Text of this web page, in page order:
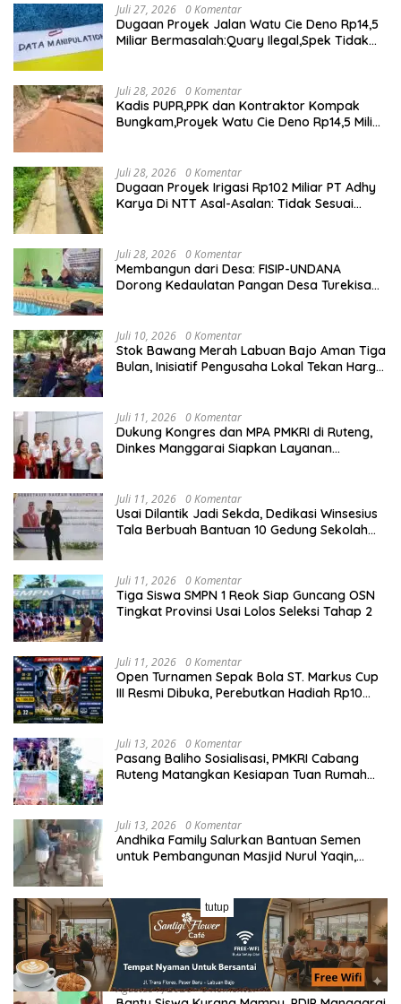
Juli 27, 2026 0 Komentar
Dugaan Proyek Jalan Watu Cie Deno Rp14,5
Miliar Bermasalah:Quary Ilegal,Spek Tidak
Juli 28, 2026 0 Komentar
Kadis PUPR,PPK dan Kontraktor Kompak
Bungkam,Proyek Watu Cie Deno Rp14,5 Miliar
Juli 28, 2026 0 Komentar
Dugaan Proyek Irigasi Rp102 Miliar PT Adhy
Karya Di NTT Asal-Asalan: Tidak Sesuai
Juli 28, 2026 0 Komentar
Membangun dari Desa: FISIP-UNDANA
Dorong Kedaulatan Pangan Desa Turekisa
Juli 10, 2026 0 Komentar
Stok Bawang Merah Labuan Bajo Aman Tiga
Bulan, Inisiatif Pengusaha Lokal Tekan Harga
Juli 11, 2026 0 Komentar
Dukung Kongres dan MPA PMKRI di Ruteng,
Dinkes Manggarai Siapkan Layanan
Juli 11, 2026 0 Komentar
Usai Dilantik Jadi Sekda, Dedikasi Winsesius
Tala Berbuah Bantuan 10 Gedung Sekolah
Juli 11, 2026 0 Komentar
Tiga Siswa SMPN 1 Reok Siap Guncang OSN
Tingkat Provinsi Usai Lolos Seleksi Tahap 2
Juli 11, 2026 0 Komentar
Open Turnamen Sepak Bola ST. Markus Cup
III Resmi Dibuka, Perebutkan Hadiah Rp10
Juli 13, 2026 0 Komentar
Pasang Baliho Sosialisasi, PMKRI Cabang
Ruteng Matangkan Kesiapan Tuan Rumah
Juli 13, 2026 0 Komentar
Andhika Family Salurkan Bantuan Semen
untuk Pembangunan Masjid Nurul Yaqin,
Juli 13, 2026 0 Komentar
Bungkam Kaka Botek di Final, Liberty FC
Segel Takhta Juara GTA Cup Jilid 3
Agustus 7, 2026 0 Komentar
tutup